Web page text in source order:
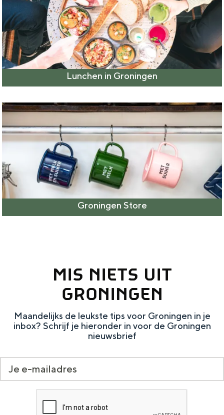
Lunchen in Groningen
Groningen Store
MIS NIETS UIT
GRONINGEN
Maandelijks de leukste tips voor Groningen in je
inbox? Schrijf je hieronder in voor de Groningen
nieuwsbrief